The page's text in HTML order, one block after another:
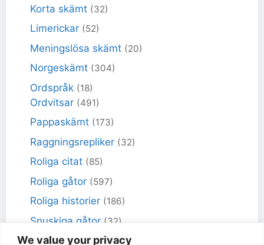
We value your privacy
Korta skämt (32)
Limerickar (52)
Meningslösa skämt (20)
Norgeskämt (304)
Ordspråk (18)
Ordvitsar (491)
Pappaskämt (173)
Raggningsrepliker (32)
Roliga citat (85)
Roliga gåtor (597)
Roliga historier (186)
Snuskiga gåtor (32)
Snuskiga skämt(98)